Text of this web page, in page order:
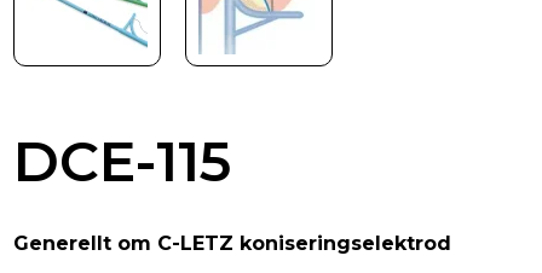
DCE-115
Generellt om C-LETZ koniseringselektrod